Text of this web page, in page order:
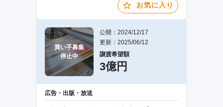
お気に入り
買い手募集
停止中
公開：2024/12/17
更新：2025/06/12
譲渡希望額
3億円
広告・出版・放送